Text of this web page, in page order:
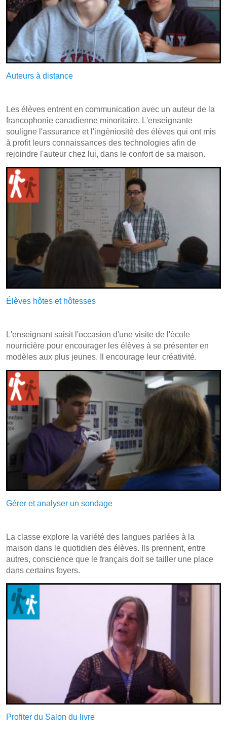
Auteurs à distance
Les élèves entrent en communication avec un auteur de la
francophonie canadienne minoritaire. L'enseignante
souligne l'assurance et l'ingéniosité des élèves qui ont mis
à profit leurs connaissances des technologies afin de
rejoindre l'auteur chez lui, dans le confort de sa maison.
Élèves hôtes et hôtesses
L'enseignant saisit l'occasion d'une visite de l'école
nourricière pour encourager les élèves à se présenter en
modèles aux plus jeunes. Il encourage leur créativité.
Gérer et analyser un sondage
La classe explore la variété des langues parlées à la
maison dans le quotidien des élèves. Ils prennent, entre
autres, conscience que le français doit se tailler une place
dans certains foyers.
Profiter du Salon du livre